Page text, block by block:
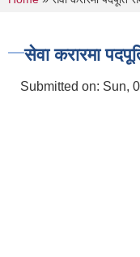
सेवा करारमा
Submitted on: Sun,